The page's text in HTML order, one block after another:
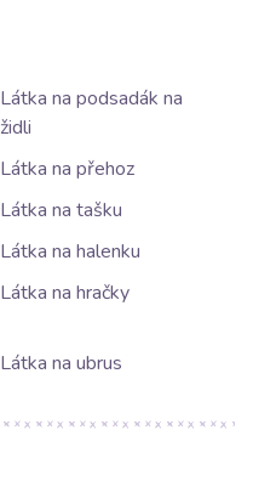
Látka na podsadák na
židli
Látka na přehoz
Látka na tašku
Látka na halenku
Látka na hračky
Látka na ubrus